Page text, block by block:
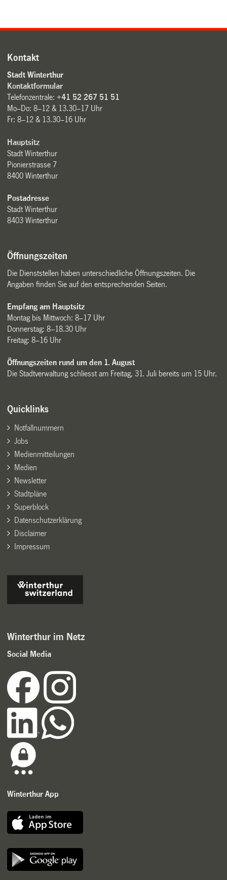
Kontakt
Stadt Winterthur
Kontaktformular
Telefonzentrale:+41 52 267 51 51
Mo–Do: 8–12 & 13.30–17 Uhr
Fr: 8–12 & 13.30–16 Uhr
Hauptsitz
Stadt Winterthur
Pionierstrasse 7
8400 Winterthur
Postadresse
Stadt Winterthur
8403 Winterthur
Öffnungszeiten
Die Dienststellen haben unterschiedliche Öffnungszeiten. Die
Angaben finden Sie auf den entsprechenden Seiten.
Empfang am Hauptsitz
Montag bis Mittwoch: 8–17 Uhr
Donnerstag: 8–18.30 Uhr
Freitag: 8–16 Uhr
Öffnungszeiten rund um den 1. August
Die Stadtverwaltung schliesst am Freitag, 31. Juli bereits um 15 Uhr.
Quicklinks
Notfallnummern
Jobs
Medienmitteilungen
Medien
Newsletter
Stadtpläne
Superblock
Datenschutzerklärung
Disclaimer
Impressum
Winterthur im Netz
Social Media
Winterthur App